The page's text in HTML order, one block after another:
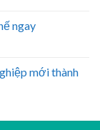
ngay
mới thành